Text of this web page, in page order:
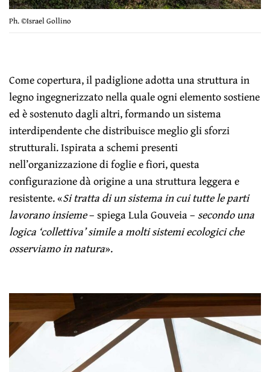
Ph. ©Israel Gollino
Come copertura, il padiglione adotta una struttura in
legno ingegnerizzato nella quale ogni elemento sostiene
ed è sostenuto dagli altri, formando un sistema
interdipendente che distribuisce meglio gli sforzi
strutturali. Ispirata a schemi presenti
nell’organizzazione di foglie e fiori, questa
configurazione dà origine a una struttura leggera e
resistente. «Si tratta di un sistema in cui tutte le parti
lavorano insieme– spiega Lula Gouveia – secondo una
logica ‘collettiva’ simile a molti sistemi ecologici che
osserviamo in natura».